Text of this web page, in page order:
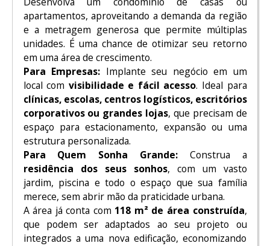
apartamentos, aproveitando a demanda da região
e a metragem generosa que permite múltiplas
unidades. É uma chance de otimizar seu retorno
em uma área de crescimento.
Para Empresas: Implante seu negócio em um
local com visibilidade e fácil acesso. Ideal para
clínicas, escolas, centros logísticos, escritórios
corporativos ou grandes lojas, que precisam de
espaço para estacionamento, expansão ou uma
estrutura personalizada.
Para Quem Sonha Grande:Construa a
residência dos seus sonhos, com um vasto
jardim, piscina e todo o espaço que sua família
merece, sem abrir mão da praticidade urbana.
A área já conta com 118 m² de área construída,
que podem ser adaptados ao seu projeto ou
integrados a uma nova edificação, economizando